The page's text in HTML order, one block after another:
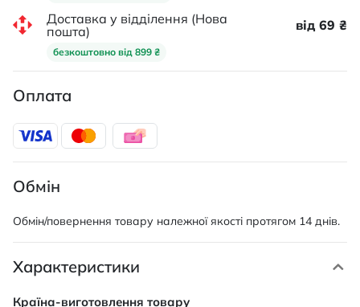
Доставка у відділення (Нова
пошта)
безкоштовно від 899 ₴
від 69 ₴
Оплата
Обмін
Обмін/повернення товару належної якості протягом 14 днів.
Характеристики
Характеристики